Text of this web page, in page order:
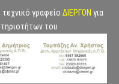
γραφείο ΔΙΕΡΓΟΝ για
του